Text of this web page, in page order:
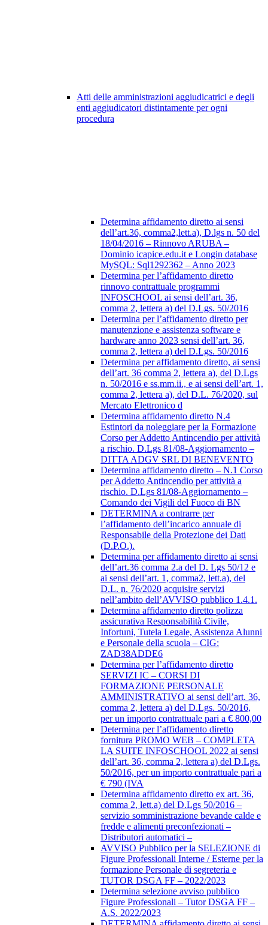
Atti delle amministrazioni aggiudicatrici e degli
enti aggiudicatori distintamente per ogni
procedura
Determina affidamento diretto ai sensi
dell’art.36, comma2,lett.a), D.lgs n. 50 del
18/04/2016 – Rinnovo ARUBA –
Dominio icapice.edu.it e Longin database
MySQL: Sql1292362 – Anno 2023
Determina per l’affidamento diretto
rinnovo contrattuale programmi
INFOSCHOOL ai sensi dell’art. 36,
comma 2, lettera a) del D.Lgs. 50/2016
Determina per l’affidamento diretto per
manutenzione e assistenza software e
hardware anno 2023 sensi dell’art. 36,
comma 2, lettera a) del D.Lgs. 50/2016
Determina per affidamento diretto, ai sensi
dell’art. 36 comma 2, lettera a), del D.Lgs
n. 50/2016 e ss.mm.ii., e ai sensi dell’art. 1,
comma 2, lettera a), del D.L. 76/2020, sul
Mercato Elettronico d
Determina affidamento diretto N.4
Estintori da noleggiare per la Formazione
Corso per Addetto Antincendio per attività
a rischio. D.Lgs 81/08-Aggiornamento –
DITTA ADGV SRL DI BENEVENTO
Determina affidamento diretto – N.1 Corso
per Addetto Antincendio per attività a
rischio. D.Lgs 81/08-Aggiornamento –
Comando dei Vigili del Fuoco di BN
DETERMINA a contrarre per
l’affidamento dell’incarico annuale di
Responsabile della Protezione dei Dati
(D.P.O.).
Determina per affidamento diretto ai sensi
dell’art.36 comma 2.a del D. Lgs 50/12 e
ai sensi dell’art. 1, comma2, lett.a), del
D.L. n. 76/2020 acquisire servizi
nell’ambito dell’AVVISO pubblico 1.4.1.
Determina affidamento diretto polizza
assicurativa Responsabilità Civile,
Infortuni, Tutela Legale, Assistenza Alunni
e Personale della scuola – CIG:
ZAD38ADDE6
Determina per l’affidamento diretto
SERVIZI IC – CORSI DI
FORMAZIONE PERSONALE
AMMINISTRATIVO ai sensi dell’art. 36,
comma 2, lettera a) del D.Lgs. 50/2016,
per un importo contrattuale pari a € 800,00
Determina per l’affidamento diretto
fornitura PROMO WEB – COMPLETA
LA SUITE INFOSCHOOL 2022 ai sensi
dell’art. 36, comma 2, lettera a) del D.Lgs.
50/2016, per un importo contrattuale pari a
€ 790 (IVA
Determina affidamento diretto ex art. 36,
comma 2, lett.a) del D.Lgs 50/2016 –
servizio somministrazione bevande calde e
fredde e alimenti preconfezionati –
Distributori automatici –
AVVISO Pubblico per la SELEZIONE di
Figure Professionali Interne / Esterne per la
formazione Personale di segreteria e
TUTOR DSGA FF – 2022/2023
Determina selezione avviso pubblico
Figure Professionali – Tutor DSGA FF –
A.S. 2022/2023